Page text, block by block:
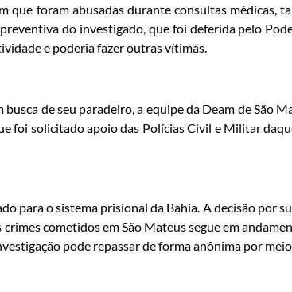
que foram abusadas durante consultas médicas,
do investigado, que foi deferida pelo
e poderia fazer outras vítimas.
busca de seu paradeiro, a equipe da Deam de São
foi solicitado apoio das Polícias Civil e Militar
para o sistema prisional da Bahia. A decisão por
cometidos em São Mateus segue em
pode repassar de forma anônima por